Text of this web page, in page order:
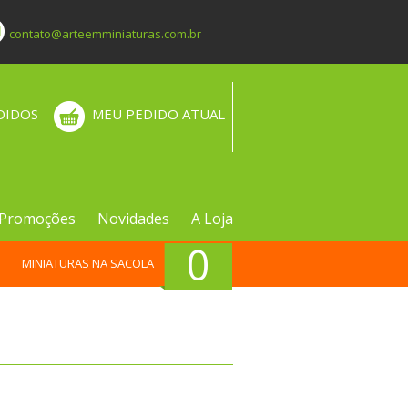
contato@arteemminiaturas.com.br
MEU PEDIDO ATUAL
Promoções Novidades A Loja
0
MINIATURAS NA SACOLA